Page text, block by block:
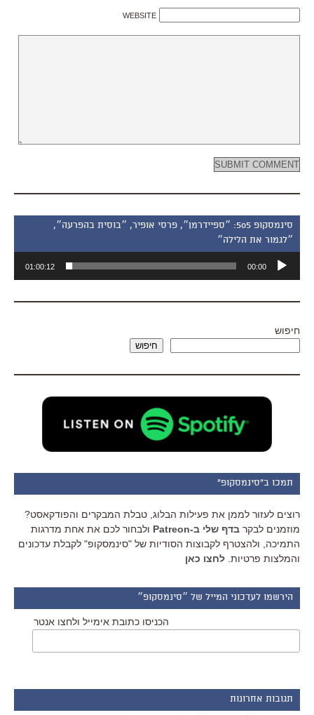
WEBSITE
סינמסקופ 505: ״ספיידרמן״, פרסי אופיר, ״בוסית בהפרעה״,
״לגמור את הלילה״
אודיו
00:00
01:00:12
חיפוש
חיפוש
תמכו ב"סינמסקופ"
רוצים לעזור לממן את פעילות הבלוג, טבלת המבקרים והפודקאסט?
מוזמנים לבקר בדף שלי ב-Patreon
ולבחור לכם את אחת מדרגות
התמיכה, ולהצטרף לקבוצות הסודיות של "סינמסקופ" לקבלת עדכונים
והמלצות פרטיות. לחצו כאן
הירשמו לעדכוני המייל של ״סינמסקופ״
הכניסו כתובת אימייל ולחצו אנטר
תגובות אחרונות